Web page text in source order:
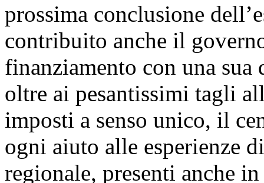
prossima conclusione
contribuito anche il
finanziamento con una
oltre ai pesantissimi tagli
imposti a senso unico, il
ogni aiuto alle esperienze
regionale, presenti anche